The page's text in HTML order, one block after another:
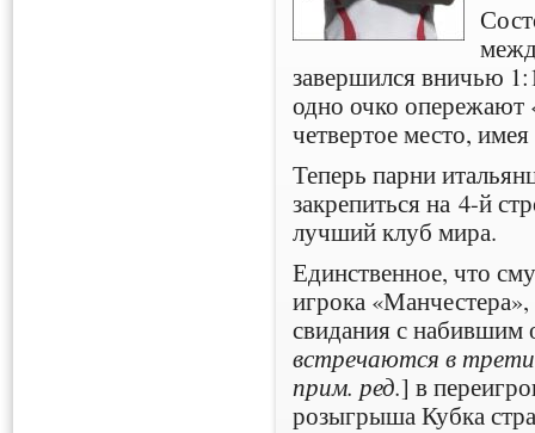
завершился вничью
одно очко опережают
четвертое место,
Теперь парни
закрепиться на4-й
лучший клуб мира.
Единственное, что
игрока «Манчестера»,
свидания с
встречаются в
прим. ред.] в
розыгрыша Кубка